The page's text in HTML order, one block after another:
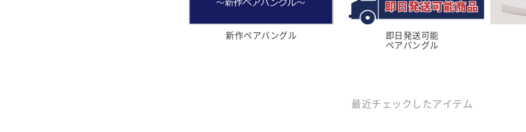
新作ペアバングル
即日発送可能
ペアバングル
最近チェックしたアイテム